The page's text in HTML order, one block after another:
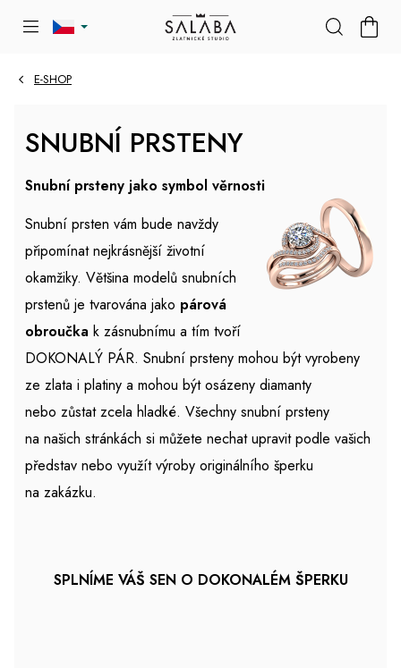
E-SHOP
SNUBNÍ PRSTENY
Snubní prsteny jako symbol věrnosti
Snubní prsten vám bude navždy
připomínat nejkrásnější životní
okamžiky. Většina modelů snubních
prstenů je tvarována jako párová
obroučka k zásnubnímu a tím tvoří
DOKONALÝ PÁR. Snubní prsteny mohou být vyrobeny
ze zlata i platiny a mohou být osázeny diamanty
nebo zůstat zcela hladké. Všechny snubní prsteny
na našich stránkách si můžete nechat upravit podle vašich
představ nebo využít výroby originálního šperku
na zakázku.
SPLNÍME VÁŠ SEN O DOKONALÉM ŠPERKU